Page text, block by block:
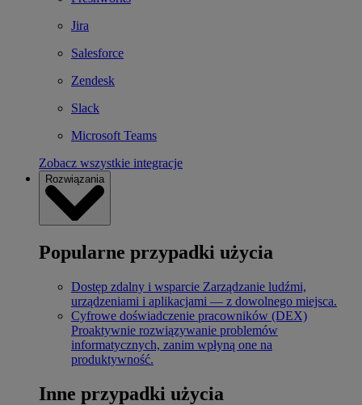
Jira
Salesforce
Zendesk
Slack
Microsoft Teams
Zobacz wszystkie integracje
Rozwiązania
Popularne przypadki użycia
Dostęp zdalny i wsparcie Zarządzanie ludźmi,
urządzeniami i aplikacjami — z dowolnego miejsca.
Cyfrowe doświadczenie pracowników (DEX)
Proaktywnie rozwiązywanie problemów
informatycznych, zanim wpłyną one na
produktywność.
Inne przypadki użycia